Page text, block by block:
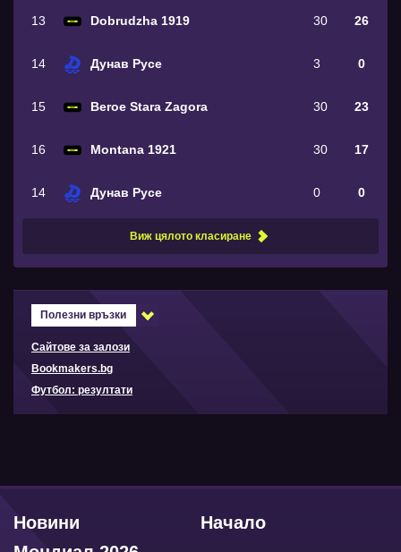
13 Dobrudzha 1919 30 26
14 Дунав Русе 3 0
15 Beroe Stara Zagora 30 23
16 Montana 1921 30 17
14 Дунав Русе 0 0
Виж цялото класиране
Полезни връзки
Сайтове за залози
Bookmakers.bg
Футбол: резултати
Начало
Новини